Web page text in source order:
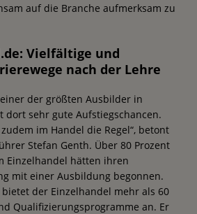
auf die Branche aufmerksam zu
Vielfältige und
nach der Lehre
der größten Ausbilder in
dort sehr gute Aufstiegschancen.
im Handel die Regel“, betont
Stefan Genth. Über 80 Prozent
Einzelhandel hätten ihren
mit einer Ausbildung begonnen.
der Einzelhandel mehr als 60
Qualifizierungsprogramme an. Er